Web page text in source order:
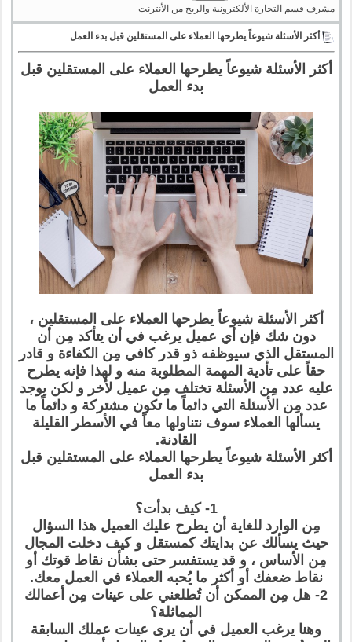
مشرف قسم التجارة الألكترونية والربح من الأنترنت
أكثر الأسئلة شيوعاً يطرحها العملاء على المستقلين قبل بدء العمل
أكثر الأسئلة شيوعاً يطرحها العملاء على المستقلين قبل
بدء العمل
أكثر الأسئلة شيوعاً يطرحها العملاء على المستقلين ،
دون شك فإن أي عميل يرغب في أن يتأكد مِن أن
المستقل الذي سيوظفه ذو قدر كافي مِن الكفاءة و قادر
حقاً على تأدية المهمة المطلوبة منه و لهذا فإنه يطرح
عليه عدد مِن الأسئلة تختلف مِن عميل لأخر و لكن يوجد
عدد مِن الأسئلة التي دائماً ما تكون مشتركة و دائماً ما
يسألها العملاء سوف نتناولها معاً في الأسطر القليلة
القادنة.
أكثر الأسئلة شيوعاً يطرحها العملاء على المستقلين قبل
بدء العمل
1- كيف بدأت؟
مِن الوارد للغاية أن يطرح عليك العميل هذا السؤال
حيث يسألك عن بدايتك كمستقل و كيف دخلت المجال
مِن الأساس ، و قد يستفسر حتى بشأن نقاط قوتك أو
نقاط ضعفك أو أكثر ما يُحبه العملاء في العمل معك.
2- هل مِن الممكن أن تُطلعني على عينات مِن أعمالك
المماثلة؟
وهنا يرغب العميل في أن يرى عينات عملك السابقة